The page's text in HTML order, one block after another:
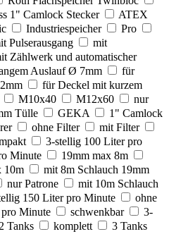
1" Camlock Stecker
ATEX
Industriespeicher
Pro
Pulserausgang
mit
Zählwerk und automatischer
Auslauf Ø 7mm
für
für Deckel mit kurzem
M10x40 M12x60
nur
Tülle GEKA
1" Camlock
ohne Filter
mit Filter
3-stellig 100 Liter pro
Minute
19mm max 8m
10m
mit 8m Schlauch 19mm
nur Patrone
mit 10m Schlauch
150 Liter pro Minute
ohne
Minute schwenkbar
3-
2 Tanks komplett
3 Tanks